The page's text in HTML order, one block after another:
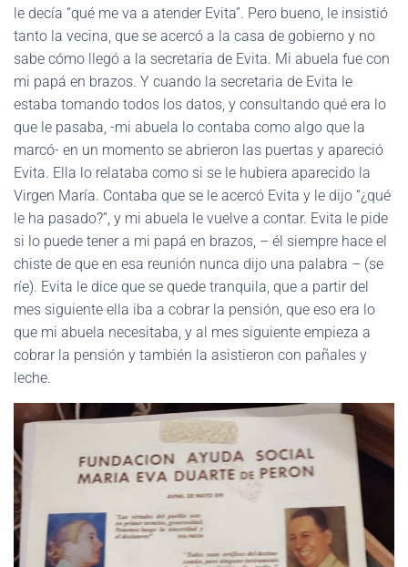
le decía “qué me va a atender Evita”. Pero bueno, le insistió
tanto la vecina, que se acercó a la casa de gobierno y no
sabe cómo llegó a la secretaria de Evita. Mi abuela fue con
mi papá en brazos. Y cuando la secretaria de Evita le
estaba tomando todos los datos, y consultando qué era lo
que le pasaba, -mi abuela lo contaba como algo que la
marcó- en un momento se abrieron las puertas y apareció
Evita. Ella lo relataba como si se le hubiera aparecido la
Virgen María. Contaba que se le acercó Evita y le dijo “¿qué
le ha pasado?”, y mi abuela le vuelve a contar. Evita le pide
si lo puede tener a mi papá en brazos, – él siempre hace el
chiste de que en esa reunión nunca dijo una palabra – (se
ríe). Evita le dice que se quede tranquila, que a partir del
mes siguiente ella iba a cobrar la pensión, que eso era lo
que mi abuela necesitaba, y al mes siguiente empieza a
cobrar la pensión y también la asistieron con pañales y
leche.